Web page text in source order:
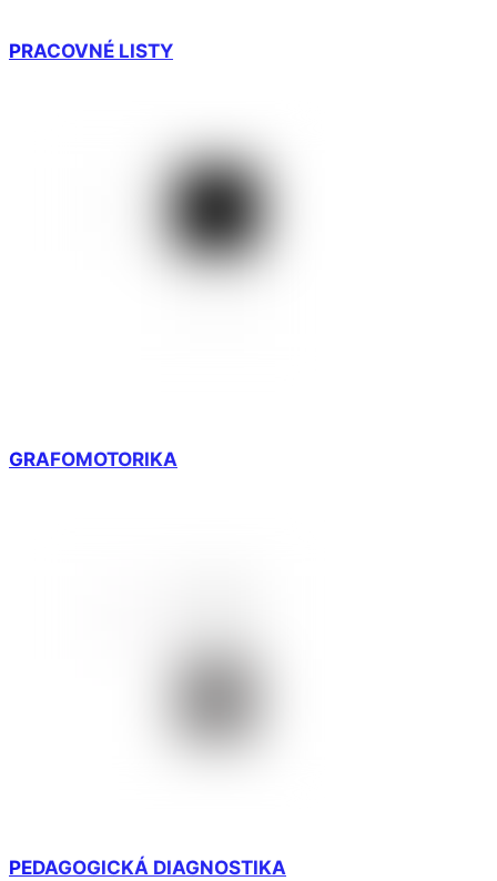
PRACOVNÉ LISTY
GRAFOMOTORIKA
PEDAGOGICKÁ DIAGNOSTIKA